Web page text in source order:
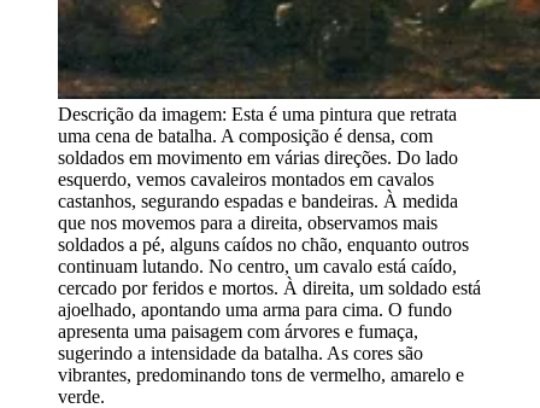
Descrição da imagem: Esta é uma pintura que retrata
uma cena de batalha. A composição é densa, com
soldados em movimento em várias direções. Do lado
esquerdo, vemos cavaleiros montados em cavalos
castanhos, segurando espadas e bandeiras. À medida
que nos movemos para a direita, observamos mais
soldados a pé, alguns caídos no chão, enquanto outros
continuam lutando. No centro, um cavalo está caído,
cercado por feridos e mortos. À direita, um soldado está
ajoelhado, apontando uma arma para cima. O fundo
apresenta uma paisagem com árvores e fumaça,
sugerindo a intensidade da batalha. As cores são
vibrantes, predominando tons de vermelho, amarelo e
verde.